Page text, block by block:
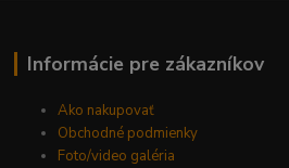
Informácie pre zákazníkov
Ako nakupovať
Obchodné podmienky
Foto/video galéria